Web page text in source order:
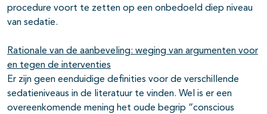
procedure voort te zetten op een onbedoeld diep niveau
van sedatie.
Rationale van de aanbeveling: weging van argumenten voor
en tegen de interventies
Er zijn geen eenduidige definities voor de verschillende
sedatieniveaus in de literatuur te vinden. Wel is er een
overeenkomende mening het oude begrip “conscious